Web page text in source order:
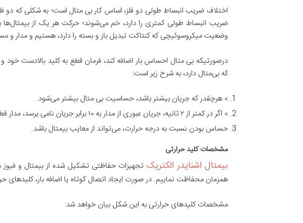
اختلاف ضریب انبساط طولی دو فلز، اساس کار بی متال است؛ به شکلی که دو
ضریب انبساط طولی کمتری را دارد، خم می‌شوند؛ حرکت هر یک از بیمتال‌ها
وضعیت میکروسوئیچی که کنتاکت تبدیل باز و بسته را دارد، هستیم و مدار و
که بی‌متال دارد، به شرح زیر است:
» هرچقدر که جریان بیشتر باشد، حساسیت بی متال بیشتر می‌شود.
» اگر در کمتر از ۲ ثانیه، جریان عبوری از مدار به ۱۰ برابر جریان نامی برسد، مدار قطع می‌شود.
حساس بودن نسبت به درجه حرارت، می‌تواند از معایب بیمتال باشد.
مشخصات کلید حرارتی
بیمتال اشنایدر الکتریک تجهیزات حفاظتی تشکیل ‌شده از بیمتال و فیوز
همزمان محفاظت نماییم. در صورت ایجاد اتصال کوتاه یا اضافه بار، کلید‌های
مشخصات کلیدهای حرارتی به این شکل بیان خواهد شد: